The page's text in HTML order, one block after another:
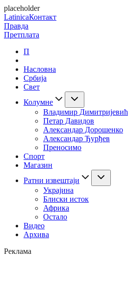
placeholder
LatinicaКонтакт
Правда
Претплата
П
Насловна
Србија
Свет
Колумне
Владимир Димитријевић
Петар Давидов
Александар Дорошенко
Александар Ђурђев
Преносимо
Спорт
Магазин
Ратни извештаји
Украјина
Блиски исток
Африка
Остало
Видео
Архива
Реклама